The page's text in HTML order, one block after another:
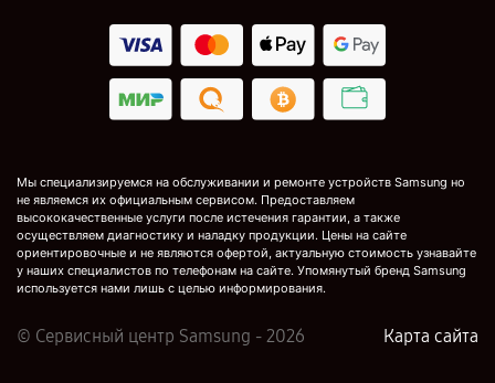
Мы специализируемся на обслуживании и ремонте устройств Samsung но
не являемся их официальным сервисом. Предоставляем
высококачественные услуги после истечения гарантии, а также
осуществляем диагностику и наладку продукции. Цены на сайте
ориентировочные и не являются офертой, актуальную стоимость узнавайте
у наших специалистов по телефонам на сайте. Упомянутый бренд Samsung
используется нами лишь с целью информирования.
© Сервисный центр Samsung - 2026 Карта сайта